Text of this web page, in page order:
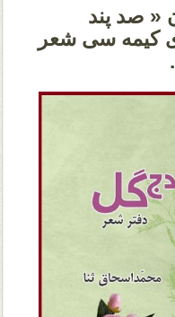
« صد پند
کیمه سی شعر